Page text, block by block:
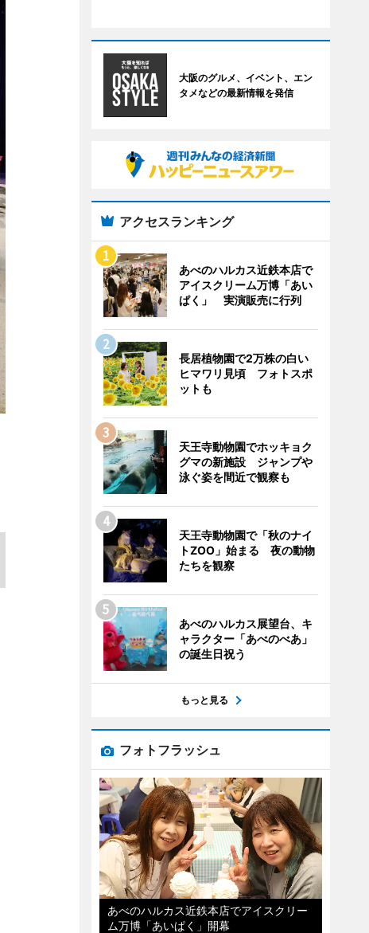
大阪のグルメ、イベント、エン
タメなどの最新情報を発信
アクセスランキング
あべのハルカス近鉄本店で
アイスクリーム万博「あい
ぱく」 実演販売に行列
長居植物園で2万株の白い
ヒマワリ見頃 フォトスポ
ットも
天王寺動物園でホッキョク
グマの新施設 ジャンプや
泳ぐ姿を間近で観察も
天王寺動物園で「秋のナイ
トZOO」始まる 夜の動物
たちを観察
あべのハルカス展望台、キ
ャラクター「あべのべあ」
の誕生日祝う
もっと見る
フォトフラッシュ
あべのハルカス近鉄本店でアイスクリー
ム万博「あいぱく」開幕